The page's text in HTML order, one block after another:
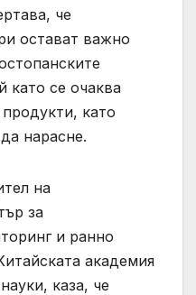
че
остават важно
като се очаква
като
нарасне.
на
за
и ранно
академия
каза, че